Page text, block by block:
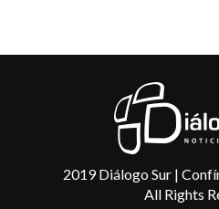
2019 Diálogo Sur |
All Rights